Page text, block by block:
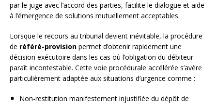
par le juge avec l’accord des parties, facilite le dialogue et aide
à l’émergence de solutions mutuellement acceptables.
Lorsque le recours au tribunal devient inévitable, la procédure
de référé-provision permet d’obtenir rapidement une
décision exécutoire dans les cas où l’obligation du débiteur
paraît incontestable. Cette voie procédurale accélérée s’avère
particulièrement adaptée aux situations d’urgence comme :
Non-restitution manifestement injustifiée du dépôt de